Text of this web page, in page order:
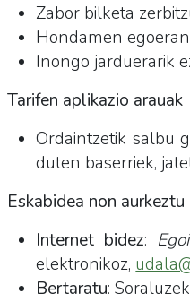
Zabor bilketa
Hondamen
Inongo jarduerarik
Tarifen aplikazio arauak
Ordaintzetik salbu
duten baserriek,
Eskabidea non aurkeztu
Internet bidez:
elektronikoz,
Bertaratu: